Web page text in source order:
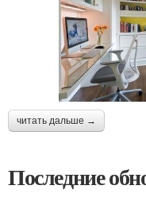
читать дальше →
Последние